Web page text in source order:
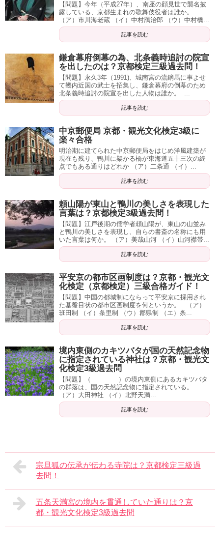
【問題】今年（平成27年）、南座の顔見世で襲名披
露している、京都生まれの歌舞伎役者は誰か。
（ア）市川海老蔵 （イ）中村鴈治郎 （ウ）中村橋...
記事を読む
鎌倉幕府倒幕の為、北条義時追討の院宣
を出したのは？京都検定三級過去問！
【問題】永久3年（1991)、城南宮の流鏑馬に事よせ
て畿内近国の武士を招集し、鎌倉幕府の倒幕のため
北条義時追討の院宣を出した人物は誰か。 ...
記事を読む
中京郵便局 京都・観光文化検定3級に
楽々合格
明治期に建てられた中京郵便局をはじめ洋風建築が
現在も残り、鴨川に架かる橋が東海道五十三次の終
点でもある通りはどれか （ア）二条通 （イ）...
記事を読む
頼山陽が東山と鴨川の美しさを表現した
言葉は？京都検定3級過去問！
【問題】江戸後期の儒学者頼山陽が、東山の山並み
と鴨川の美しさを表現し、自らの書斎の名称にも用
いた言葉は何か。 （ア）美哉山河 （イ）山河襟帯...
記事を読む
平安京の都市区画制度は？京都・観光文
化検定（京都検定）三級合格ガイド！
【問題】中国の都城制にならって平安京に採用され
た基盤目状の都市区画制度を何というか。 （ア）
班田制 （イ）条里制 （ウ）郡県制 （エ）条...
記事を読む
境内東側のカキツバタが国の天然記念物
に指定されている神社は？京都・観光文
化検定3級過去問
【問題】（ ）の境内東側にあるカキツバタ
の群落は、国の天然記念物に指定されている。
（ア）大田神社 （イ）北野天満...
記事を読む
宗旦狐の伝承が伝わる寺院は？京都検定三級過
去問！
五条天満宮の境内を貫通していた通りは？京
都・観光文化検定3級過去問